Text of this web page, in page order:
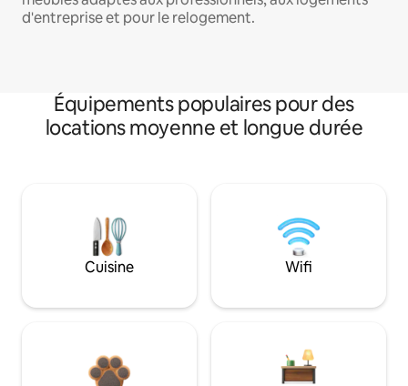
d'entreprise et pour le relogement.
Équipements populaires pour des
locations moyenne et longue durée
Cuisine Wifi